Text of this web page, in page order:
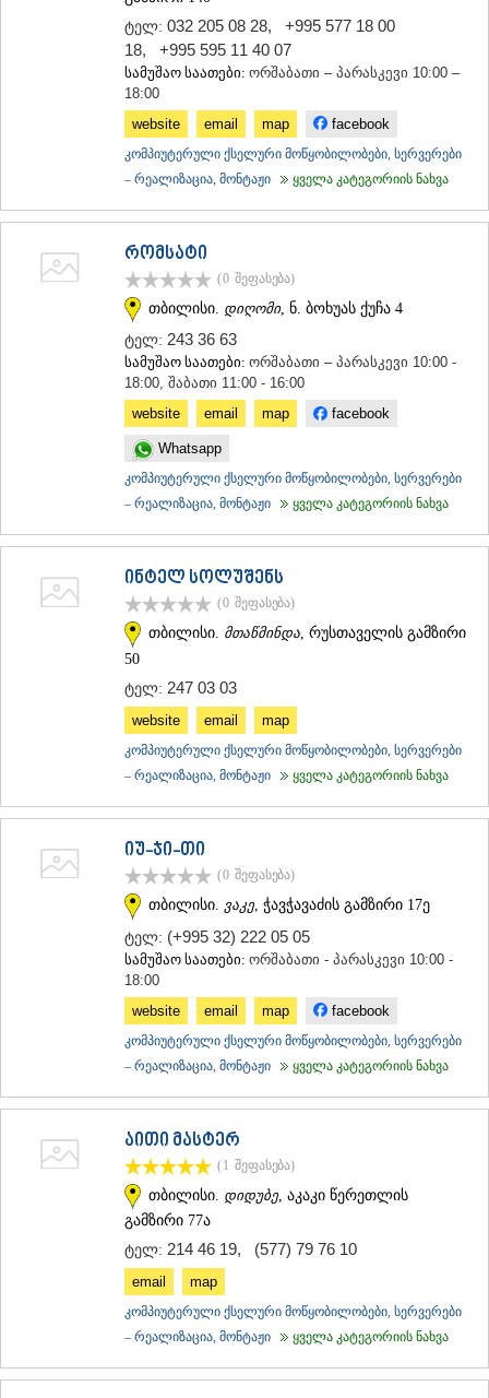
ტელ: 032 205 08 28, +995 577 18 00
18, +995 595 11 40 07
სამუშაო საათები: ორშაბათი – პარასკევი 10:00 –
18:00
website
email map facebook
კომპიუტერული ქსელური მოწყობილობები, სერვერები
– რეალიზაცია, მონტაჟი
ყველა კატეგორიის ნახვა
რომსატი
(0 შეფასება)
თბილისი. დიღომი, ნ. ბოხუას ქუჩა 4
ტელ: 243 36 63
სამუშაო საათები: ორშაბათი – პარასკევი 10:00 -
18:00, შაბათი 11:00 - 16:00
website
email map facebook
Whatsapp
კომპიუტერული ქსელური მოწყობილობები, სერვერები
– რეალიზაცია, მონტაჟი
ყველა კატეგორიის ნახვა
ინტელ სოლუშენს
(0 შეფასება)
თბილისი. მთაწმინდა , რუსთაველის გამზირი
50
ტელ: 247 03 03
website email map
კომპიუტერული ქსელური მოწყობილობები, სერვერები
– რეალიზაცია, მონტაჟი
ყველა კატეგორიის ნახვა
იუ-ჯი-თი
(0 შეფასება)
თბილისი. ვაკე , ჭავჭავაძის გამზირი 17ე
ტელ: (+995 32) 222 05 05
სამუშაო საათები: ორშაბათი - პარასკევი 10:00 -
18:00
website
email map facebook
კომპიუტერული ქსელური მოწყობილობები, სერვერები
– რეალიზაცია, მონტაჟი
ყველა კატეგორიის ნახვა
აითი მასტერ
(1 შეფასება)
თბილისი. დიდუბე , აკაკი წერეთლის
გამზირი 77ა
ტელ: 214 46 19, (577) 79 76 10
email map
კომპიუტერული ქსელური მოწყობილობები, სერვერები
– რეალიზაცია, მონტაჟი
ყველა კატეგორიის ნახვა